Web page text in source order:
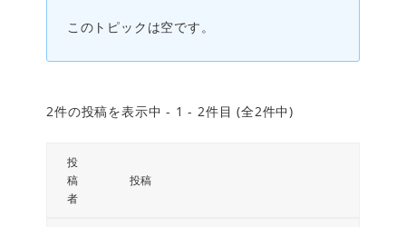
このトピックは空です。
2件の投稿を表示中 - 1 - 2件目 (全2件中)
投
稿
者
投稿